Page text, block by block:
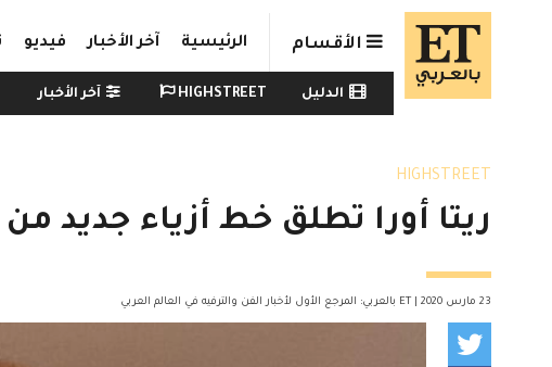
Skip to main content
الأقسام الرئيسية آخر الأخبار فيديو
Watch menu
الدليل HIGHSTREET آخر الأخبار
HIGHSTREET
ريتا أورا تطلق خط أزياء جديد
23 مارس 2020 | ET بالعربي: المرجع الأول لأخبار الفن والترفيه في العالم العربي